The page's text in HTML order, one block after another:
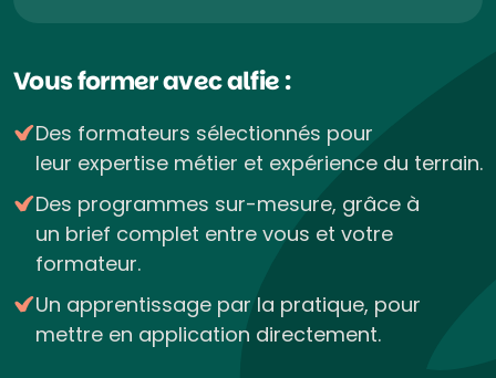
Vous former avec alfie :
Des formateurs sélectionnés pour
leur expertise métier et expérience du terrain.
Des programmes sur-mesure, grâce à
un brief complet entre vous et votre
formateur.
Un apprentissage par la pratique, pour
mettre en application directement.